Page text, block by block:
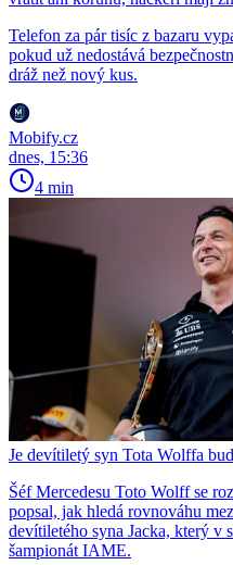
Telefon za pár tisíc z bazaru
pokud už nedostává
dráž než nový kus.
Mobify.cz
dnes, 15:36
4 min
Je devítiletý syn Tota Wolffa
Šéf Mercedesu Toto Wolff se
popsal, jak hledá rovnováhu
devítiletého syna Jacka, který v
šampionát IAME.